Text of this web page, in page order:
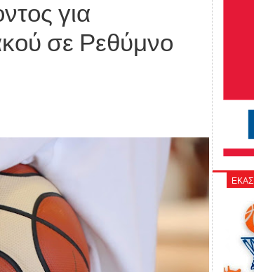
για
σε Ρεθύμνο